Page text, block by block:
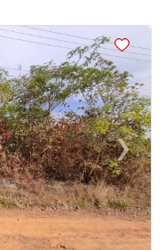
›Next